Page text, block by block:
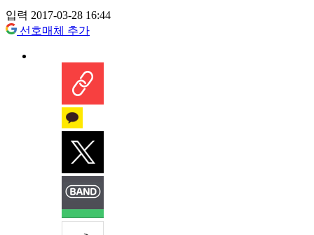
입력 2017-03-28 16:44
선호매체 추가